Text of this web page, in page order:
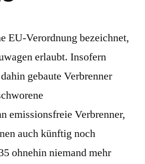
EU-Verordnung bezeichnet,
erlaubt. Insofern
gebaute Verbrenner
emissionsfreie Verbrenner,
auch künftig noch
ohnehin niemand mehr